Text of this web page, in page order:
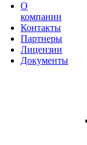
О
компании
Контакты
Партнеры
Лицензии
Документы